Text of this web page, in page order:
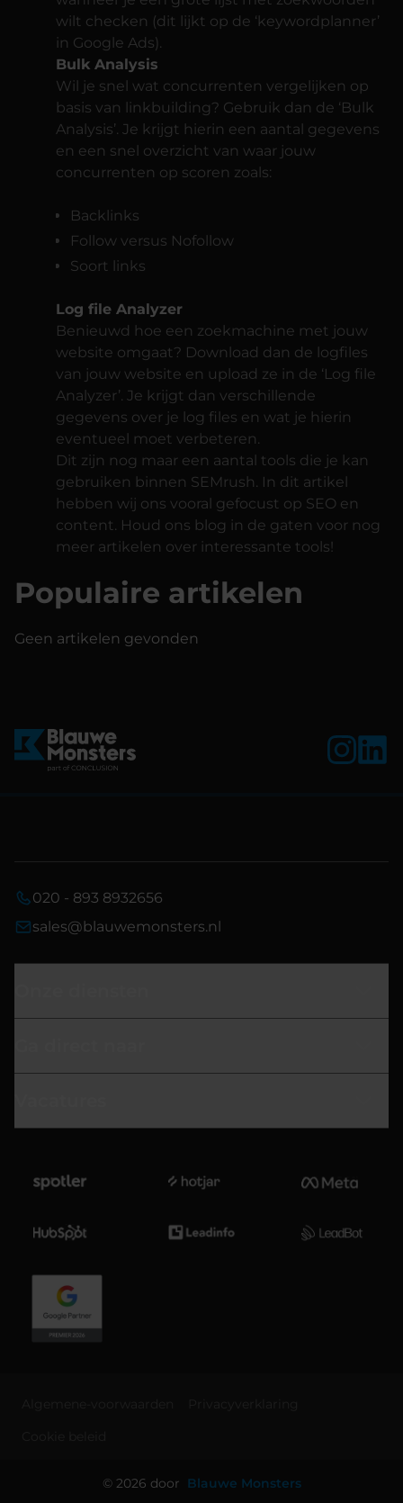
wilt checken (dit lijkt op de ‘keywordplanner’
in Google Ads).
Bulk Analysis
Wil je snel wat concurrenten vergelijken op
basis van linkbuilding? Gebruik dan de ‘Bulk
Analysis’. Je krijgt hierin een aantal gegevens
en een snel overzicht van waar jouw
concurrenten op scoren zoals:
Backlinks
Follow versus Nofollow
Soort links
Log file Analyzer
Benieuwd hoe een zoekmachine met jouw
website omgaat? Download dan de logfiles
van jouw website en upload ze in de ‘Log file
Analyzer’. Je krijgt dan verschillende
gegevens over je log files en wat je hierin
eventueel moet verbeteren.
Dit zijn nog maar een aantal tools die je kan
gebruiken binnen SEMrush. In dit artikel
hebben wij ons vooral gefocust op SEO en
content. Houd ons blog in de gaten voor nog
meer artikelen over interessante tools!
Populaire artikelen
Geen artikelen gevonden
020 - 893 8932656
sales@blauwemonsters.nl
© 2026 door Blauwe Monsters